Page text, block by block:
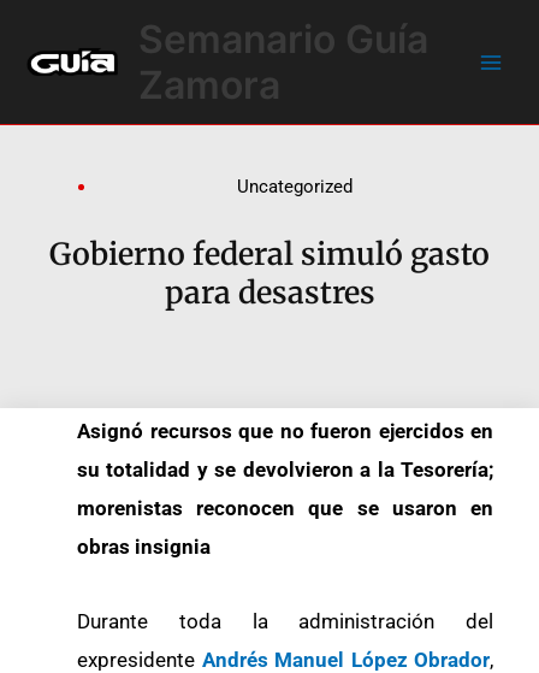
contenido
Semanario Guía
Zamora
Uncategorized
Gobierno federal simuló gasto
para desastres
Asignó recursos que no fueron ejercidos en
su totalidad y se devolvieron a la Tesorería;
morenistas reconocen que se usaron en
obras insignia
Durante toda la administración del
expresidente Andrés Manuel López Obrador,